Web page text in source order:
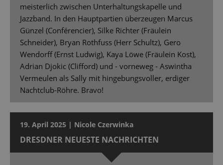
meisterlich zwischen Unterhaltungskapelle und
Jazzband. In den Hauptpartien überzeugen Marcus
Günzel (Conférencier), Silke Richter (Fräulein
Schneider), Bryan Rothfuss (Herr Schultz), Gero
Wendorff (Ernst Ludwig), Kaya Löwe (Fräulein Kost),
Adrian Djokic (Clifford) und - vorneweg - Aswintha
Vermeulen als Sally mit hingebungsvoller, erdiger
Nachtclub-Röhre. Bravo!
19. April 2025 | Nicole Czerwinka
DRESDNER NEUESTE NACHRICHTEN